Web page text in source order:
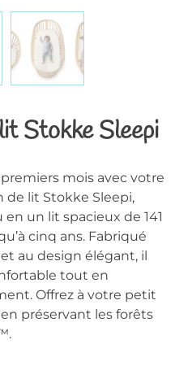
Stokke Sleepi
mois avec votre
de lit Stokke Sleepi,
un lit spacieux de 141
cinq ans. Fabriqué
au design élégant, il
tout en
Offrez à votre petit
préservant les forêts